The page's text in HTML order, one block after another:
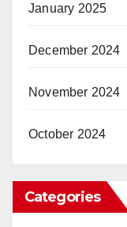
January 2025
December 2024
November 2024
October 2024
Categories